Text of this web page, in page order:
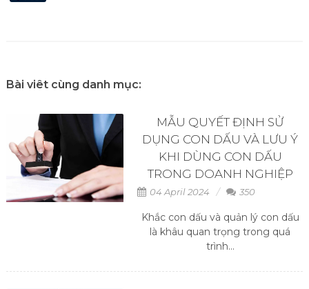
Bài viêt cùng danh mục:
MẪU QUYẾT ĐỊNH SỬ
DỤNG CON DẤU VÀ LƯU Ý
KHI DÙNG CON DẤU
TRONG DOANH NGHIỆP
04 April 2024 350
Khắc con dấu và quản lý con dấu
là khâu quan trọng trong quá
trình...